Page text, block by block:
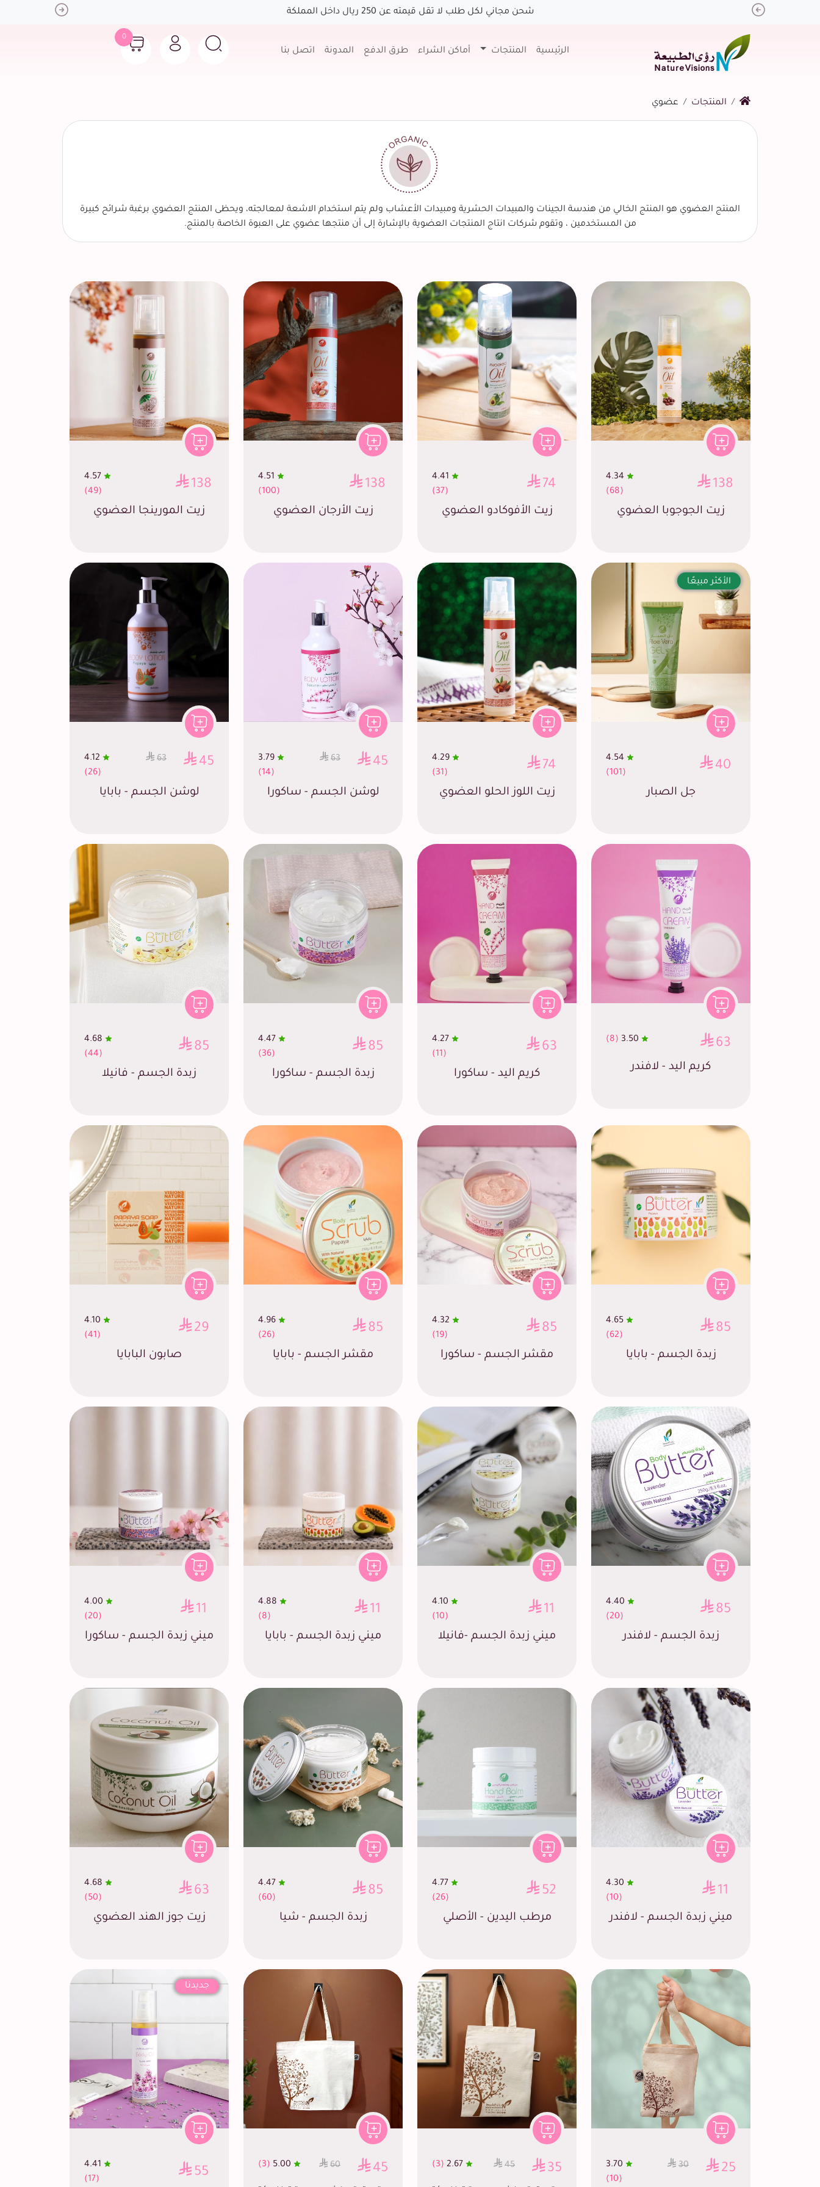
شحن مجاني لكل طلب لا تقل قيمته عن 250 ريال داخل المملكة
Previous
Next
الرئيسية المنتجات أماكن الشراء طرق الدفع المدونة اتصل بنا
0
المنتجات عضوي
المنتج العضوي هو المنتج الخالي من هندسة الجينات والمبيدات الحشرية ومبيدات الأعشاب ولم يتم استخدام الاشعة لمعالجته، ويحظى المنتج العضوي برغبة شرائح كبيرة
من المستخدمين ، وتقوم شركات انتاج المنتجات العضوية بالإشارة إلى أن منتجها عضوي على العبوة الخاصة بالمنتج.
138
4.34
(68)
زيت الجوجوبا العضوي
74
4.41
(37)
زيت الأفوكادو العضوي
138
4.51
(100)
زيت الأرجان العضوي
138
4.57
(49)
زيت المورينجا العضوي
الأكثر مبيعًا
40
4.54
(101)
جل الصبار
74
4.29
(31)
زيت اللوز الحلو العضوي
45
63
3.79
(14)
لوشن الجسم - ساكورا
45
63
4.12
(26)
لوشن الجسم - بابايا
63
3.50
(8)
كريم اليد - لافندر
63
4.27
(11)
كريم اليد - ساكورا
85
4.47
(36)
زبدة الجسم - ساكورا
85
4.68
(44)
زبدة الجسم - فانيلا
85
4.65
(62)
زبدة الجسم - بابايا
85
4.32
(19)
مقشر الجسم - ساكورا
85
4.96
(26)
مقشر الجسم - بابايا
29
4.10
(41)
صابون البابايا
85
4.40
(20)
زبدة الجسم - لافندر
11
4.10
(10)
ميني زبدة الجسم -فانيلا
11
4.88
(8)
ميني زبدة الجسم - بابايا
11
4.00
(20)
ميني زبدة الجسم - ساكورا
11
4.30
(10)
ميني زبدة الجسم - لافندر
52
4.77
(26)
مرطب اليدين - الأصلي
85
4.47
(60)
زبدة الجسم - شيا
63
4.68
(50)
زيت جوز الهند العضوي
25
30
3.70
(10)
35
45
2.67
(3)
45
60
5.00
(3)
جديدنا
55
4.41
(17)